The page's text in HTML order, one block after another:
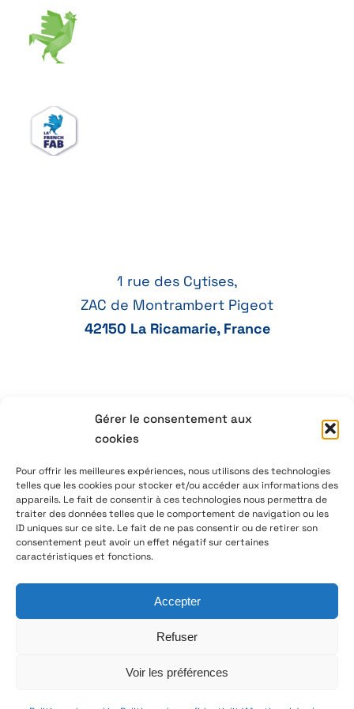
Gérer le consentement aux
cookies
Pour offrir les meilleures expériences, nous utilisons des technologies
telles que les cookies pour stocker et/ou accéder aux informations des
appareils. Le fait de consentir à ces technologies nous permettra de
traiter des données telles que le comportement de navigation ou les
ID uniques sur ce site. Le fait de ne pas consentir ou de retirer son
consentement peut avoir un effet négatif sur certaines
caractéristiques et fonctions.
Accepter
Refuser
Voir les préférences
1 rue des Cytises,
ZAC de Montrambert Pigeot
42150 La Ricamarie, France
04 77 41 21 47
aeservice@aeservice.fr
© 2026 – AE Service Group – Fabricant & distributeur de
composants électroniques
Nous suivre sur LinkedIn
Toggle